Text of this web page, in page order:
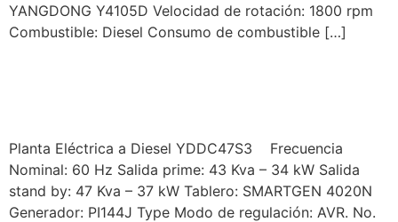
YANGDONG Y4105D Velocidad de rotación: 1800 rpm
Combustible: Diesel Consumo de combustible […]
Planta Eléctrica a Diesel YDDC47S3 Frecuencia
Nominal: 60 Hz Salida prime: 43 Kva – 34 kW Salida
stand by: 47 Kva – 37 kW Tablero: SMARTGEN 4020N
Generador: PI144J Type Modo de regulación: AVR. No.